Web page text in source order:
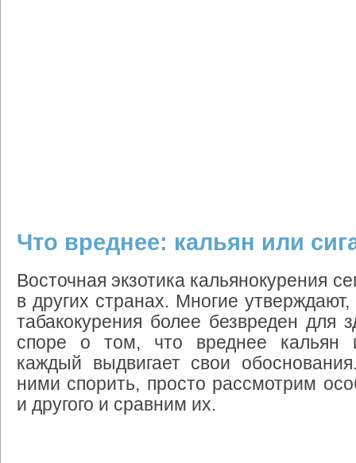
Что вреднее: кальян или
Восточная экзотика кальянокурения
в других странах. Многие утверждают,
табакокурения более безвреден для
споре
о том, что вреднее кальян
каждый
выдвигает свои обоснования
ними спорить, просто рассмотрим
и другого и сравним их.